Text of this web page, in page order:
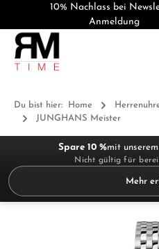
10% Nachlass bei
Anmeldung
Du bist hier: Home
JUNGHANS Meister
Spare 10 %mit
Nicht gültig für
Mehr
Bildergalerie überspringen